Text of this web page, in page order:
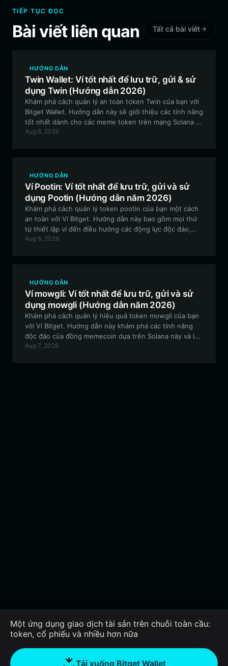
TIẾP TỤC ĐỌC
Bài viết liên quan Tất cả bài viết
HƯỚNG DẪN
Twin Wallet: Ví tốt nhất để lưu trữ, gửi & sử
dụng Twin (Hướng dẫn 2026)
Khám phá cách quản lý an toàn token Twin của bạn với
Bitget Wallet. Hướng dẫn này sẽ giới thiệu các tính năng
tốt nhất dành cho các meme token trên mạng Solana và
cách bắt đầu sử dụng ứng dụng ví đôi tối ưu.
Aug 6, 2026
HƯỚNG DẪN
Ví Pootin: Ví tốt nhất để lưu trữ, gửi và sử
dụng Pootin (Hướng dẫn năm 2026)
Khám phá cách quản lý token pootin của bạn một cách
an toàn với Ví Bitget. Hướng dẫn này bao gồm mọi thứ
từ thiết lập ví đến điều hướng các động lực độc đáo,
theo tin tức của loại meme token thử nghiệm trên chuỗi
Aug 6, 2026
HƯỚNG DẪN
Ví mowgli: Ví tốt nhất để lưu trữ, gửi và sử
dụng mowgli (Hướng dẫn năm 2026)
Khám phá cách quản lý hiệu quả token mowgli của bạn
với Ví Bitget. Hướng dẫn này khám phá các tính năng
độc đáo của đồng memecoin dựa trên Solana này và lý
do tại sao một chiếc ví an toàn, hiệu năng cao lại cần
Aug 7, 2026
Một ứng dụng giao dịch tài sản trên chuỗi toàn cầu:
token, cổ phiếu và nhiều hơn nữa
Tải xuống Bitget Wallet